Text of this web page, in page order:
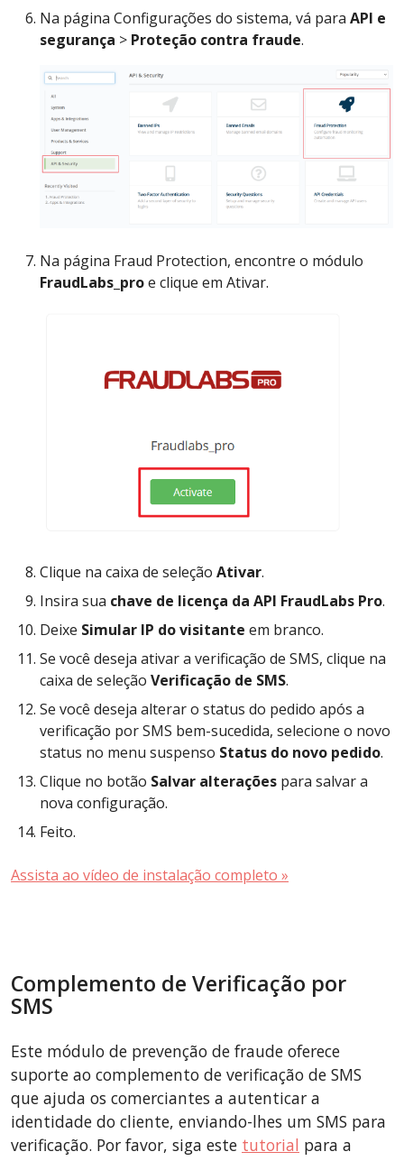
Na página Configurações do sistema, vá para API e
segurança > Proteção contra fraude.
Na página Fraud Protection, encontre o módulo
FraudLabs_proe clique em Ativar.
Clique na caixa de seleção Ativar.
Insira sua chave de licença da API FraudLabs Pro.
Deixe Simular IP do visitante em branco.
Se você deseja ativar a verificação de SMS, clique na
caixa de seleção Verificação de SMS.
Se você deseja alterar o status do pedido após a
verificação por SMS bem-sucedida, selecione o novo
status no menu suspenso Status do novo pedido.
Clique no botão Salvar alterações para salvar a
nova configuração.
Feito.
Assista ao vídeo de instalação completo »
Complemento de Verificação por
SMS
Este módulo de prevenção de fraude oferece
suporte ao complemento de verificação de SMS
que ajuda os comerciantes a autenticar a
identidade do cliente, enviando-lhes um SMS para
verificação. Por favor, siga este tutorial para a